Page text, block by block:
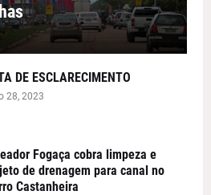
DE ESCLARECIMENTO
28, 2023
Fogaça cobra limpeza e
de drenagem para canal no
Castanheira